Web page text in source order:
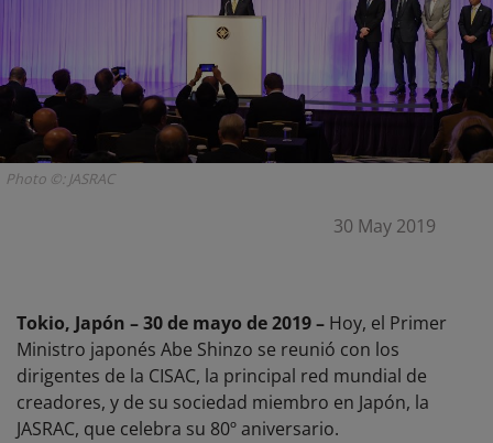
Photo ©: JASRAC
30 May 2019
Tokio, Japón – 30 de mayo de 2019 – Hoy, el Primer
Ministro japonés Abe Shinzo se reunió con los
dirigentes de la CISAC, la principal red mundial de
creadores, y de su sociedad miembro en Japón, la
JASRAC, que celebra su 80º aniversario.